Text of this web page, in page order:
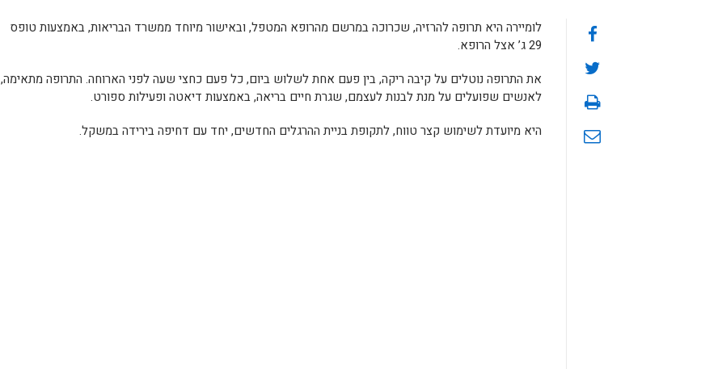
לומיירה היא תרופה להרזיה, שכרוכה במרשם מהרופא המטפל, ובאישור מיוחד ממשרד הבריאות, באמצעות טופס
29 ג’ אצל הרופא.
את התרופה נוטלים על קיבה ריקה, בין פעם אחת לשלוש ביום, כל פעם כחצי שעה לפני הארוחה. התרופה מתאימה,
לאנשים שפועלים על מנת לבנות לעצמם, שגרת חיים בריאה, באמצעות דיאטה ופעילות ספורט.
היא מיועדת לשימוש קצר טווח, לתקופת בניית ההרגלים החדשים, יחד עם דחיפה בירידה במשקל.